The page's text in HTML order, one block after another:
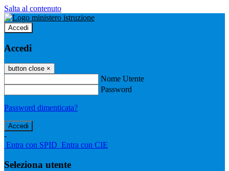
Salta al contenuto
Accedi
Accedi
button close ×
Nome Utente
Password
Password dimenticata?
-
Entra con SPID Entra con CIE
Seleziona utente